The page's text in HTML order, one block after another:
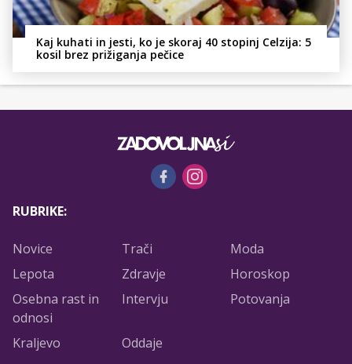
Kaj kuhati in jesti, ko je skoraj 40 stopinj Celzija: 5
kosil brez prižiganja pečice
RUBRIKE:
Novice Trači
Moda
Lepota
Zdravje
Horoskop
Osebna rast in
odnosi
Intervju Potovanja
Kraljevo Oddaje